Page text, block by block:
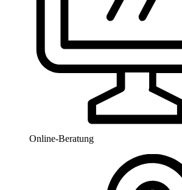
Online-Beratung